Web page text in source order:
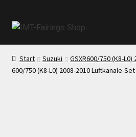
Start
Start Suzuki GSXR600/750 (K8-L0)
600/750 (K8-L0) 2008-2010 Luftkanäle-Set